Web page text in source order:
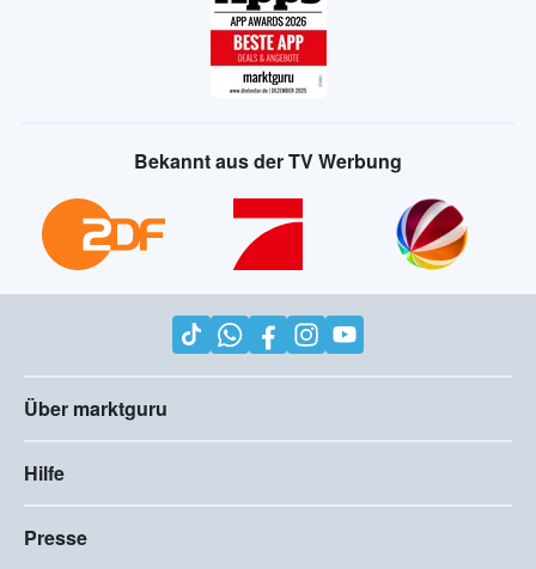
Bekannt aus der TV Werbung
Über marktguru
Hilfe
Presse